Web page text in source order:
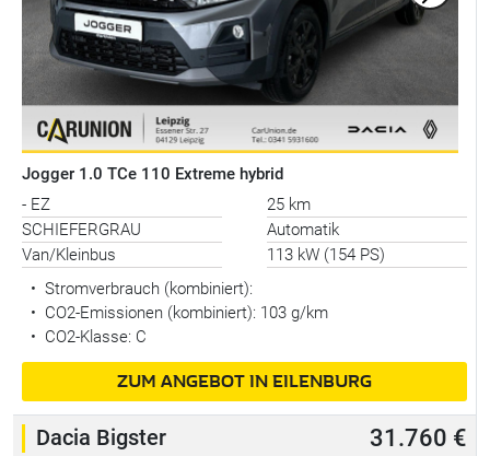
Jogger 1.0 TCe 110 Extreme hybrid
- EZ
25 km
SCHIEFERGRAU
Automatik
Van/Kleinbus
113 kW (154 PS)
• Stromverbrauch (kombiniert):
• CO2-Emissionen (kombiniert): 103 g/km
• CO2-Klasse: C
ZUM ANGEBOT IN EILENBURG
Dacia Bigster 31.760 €